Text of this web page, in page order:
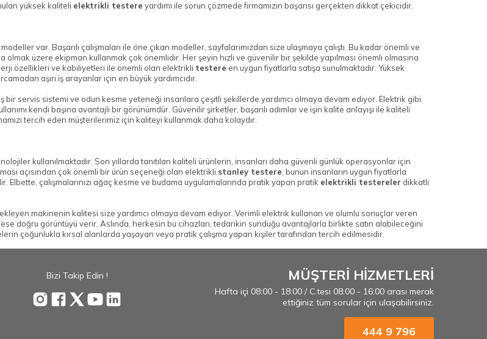
yüksek kaliteli elektrikli testere yardımı ile sorun çözmede firmamızın başarısı gerçekten dikkat çekicidir.
var. Başarılı çalışmaları ile öne çıkan modeller, sayfalarımızdan size ulaşmaya çalıştı. Bu kadar önemli ve
üzere ekipman kullanmak çok önemlidir. Her şeyin hızlı ve güvenilir bir şekilde yapılması önemli olmasına
özellikleri ve kabiliyetleri ile önemli olan elektrikli testere en uygun fiyatlarla satışa sunulmaktadır. Yüksek
aşırı iş arayanlar için en büyük yardımcıdır.
bir servis sistemi ve odun kesme yeteneği insanlara çeşitli şekillerde yardımcı olmaya devam ediyor. Elektrik gibi
kendi başına avantajlı bir görünümdür. Güvenilir şirketler, başarılı adımlar ve işin kalite anlayışı ile kaliteli
tercih eden müşterilerimiz için kaliteyi kullanmak daha kolaydır.
kullanılmaktadır. Son yıllarda tanıtılan kaliteli ürünlerin, insanları daha güvenli günlük operasyonlar için
açısından çok önemli bir ürün seçeneği olan elektrikli stanley testere , bunun insanların uygun fiyatlarla
Elbette, çalışmalarınızı ağaç kesme ve budama uygulamalarında pratik yapan pratik elektrikli testereler dikkatli
makinenin kalitesi size yardımcı olmaya devam ediyor. Verimli elektrik kullanan ve olumlu sonuçlar veren
doğru görüntüyü verir. Aslında, herkesin bu cihazları, tedarikin sunduğu avantajlarla birlikte satın alabileceğini
çoğunlukla kırsal alanlarda yaşayan veya pratik çalışma yapan kişiler tarafından tercih edilmesidir.
Bizi Takip Edin ! MÜŞTERİ HİZMETLERİ
Hafta içi 08:00 - 18:00 / C.tesi 08:00 - 16:00 arası merak
ettiğiniz tüm sorular için ulaşabilirsiniz.
444 9 796